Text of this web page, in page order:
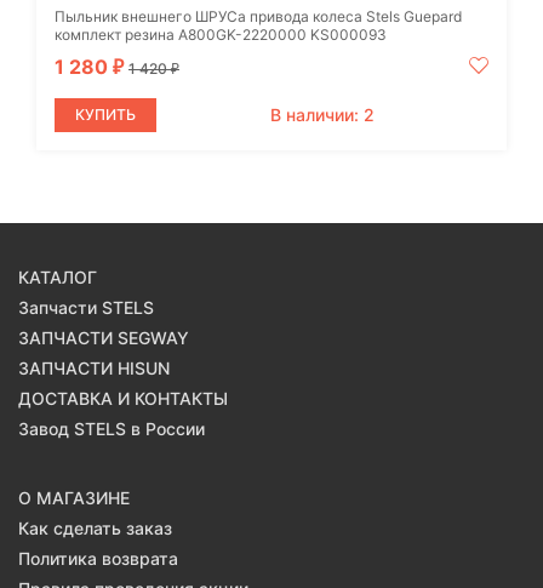
Пыльник внешнего ШРУСа привода колеса Stels Guepard
комплект резина A800GK-2220000 KS000093
1 280 ₽ 1 420₽
КУПИТЬ В наличии: 2
КАТАЛОГ
Запчасти STELS
ЗАПЧАСТИ SEGWAY
ЗАПЧАСТИ HISUN
ДОСТАВКА И КОНТАКТЫ
Завод STELS в России
О МАГАЗИНЕ
Как сделать заказ
Политика возврата